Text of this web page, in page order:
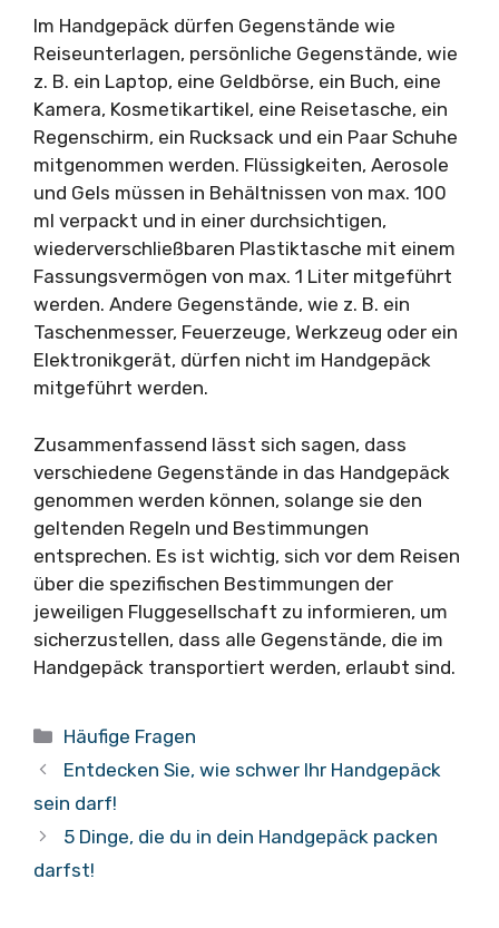
Im Handgepäck dürfen Gegenstände wie
Reiseunterlagen, persönliche Gegenstände, wie
z. B. ein Laptop, eine Geldbörse, ein Buch, eine
Kamera, Kosmetikartikel, eine Reisetasche, ein
Regenschirm, ein Rucksack und ein Paar Schuhe
mitgenommen werden. Flüssigkeiten, Aerosole
und Gels müssen in Behältnissen von max. 100
ml verpackt und in einer durchsichtigen,
wiederverschließbaren Plastiktasche mit einem
Fassungsvermögen von max. 1 Liter mitgeführt
werden. Andere Gegenstände, wie z. B. ein
Taschenmesser, Feuerzeuge, Werkzeug oder ein
Elektronikgerät, dürfen nicht im Handgepäck
mitgeführt werden.
Zusammenfassend lässt sich sagen, dass
verschiedene Gegenstände in das Handgepäck
genommen werden können, solange sie den
geltenden Regeln und Bestimmungen
entsprechen. Es ist wichtig, sich vor dem Reisen
über die spezifischen Bestimmungen der
jeweiligen Fluggesellschaft zu informieren, um
sicherzustellen, dass alle Gegenstände, die im
Handgepäck transportiert werden, erlaubt sind.
Kategorien
Häufige Fragen
Entdecken Sie, wie schwer Ihr Handgepäck
sein darf!
5 Dinge, die du in dein Handgepäck packen
darfst!